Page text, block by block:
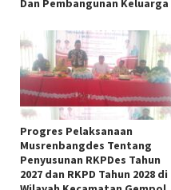
Dan Pembangunan Keluarga
Progres Pelaksanaan
Musrenbangdes Tentang
Penyusunan RKPDes Tahun
2027 dan RKPD Tahun 2028 di